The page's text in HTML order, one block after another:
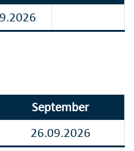
September
26.09.2026